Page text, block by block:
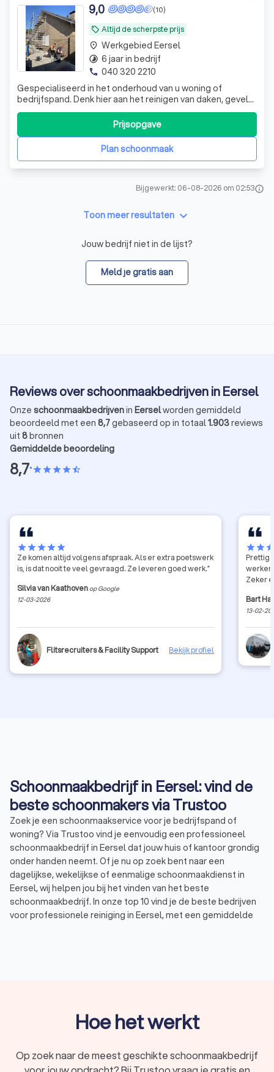
local_offer Altijd de scherpste prijs
(10)
9,0
Gespecialiseerd in het onderhoud van u woning of
bedrijfspand. Denk hier aan het reinigen van daken, gevels
etc.. ook zijn we gespecialiseerd in het coaten van daken,
en complete gevelrenovaties!
Plan schoonmaak
Prijsopgave
place Werkgebied Eersel
timelapse 6 jaar in bedrijf
phone 040 320 2210
Bijgewerkt: 06-08-2026 om 02:53info
Toon meer resultaten keyboard_arrow_down
Jouw bedrijf niet in de lijst?
Meld je gratis aan
Reviews over schoonmaakbedrijven in Eersel
Onze schoonmaakbedrijvenin Eerselworden gemiddeld
beoordeeld met een 8,7gebaseerd op in totaal1.903reviews
uit 8bronnen
Gemiddelde beoordeling
8,7•starstarstarstarstar_half
starstarstarstarstar
Ze komen altijd volgens afspraak. Als er extra poetswerk
is, is dat nooit te veel gevraagd. Ze leveren goed werk.”
Silvia van Kaathoven op Google
12-03-2026
Flitsrecruiters & Facility Support Bekijk profiel
starstar
Prettig
werken
Zeker
Bart
13-02-
Schoonmaakbedrijf in Eersel: vind de
beste schoonmakers via Trustoo
Zoek je een schoonmaakservice voor je bedrijfspand of
woning? Via Trustoo vind je eenvoudig een professioneel
schoonmaakbedrijf in Eersel dat jouw huis of kantoor grondig
onder handen neemt. Of je nu op zoek bent naar een
dagelijkse, wekelijkse of eenmalige schoonmaakdienst in
Eersel, wij helpen jou bij het vinden van het beste
schoonmaakbedrijf. In onze top 10 vind je de beste bedrijven
voor professionele reiniging in Eersel, met een gemiddelde
Zoek je reguliere huishoudelijke hulp in Eersel of een
eenmalige schoonmaak van je woning? Als particulier loont
Hoe het werkt
Op zoek naar de meest geschikte schoonmaakbedrijf